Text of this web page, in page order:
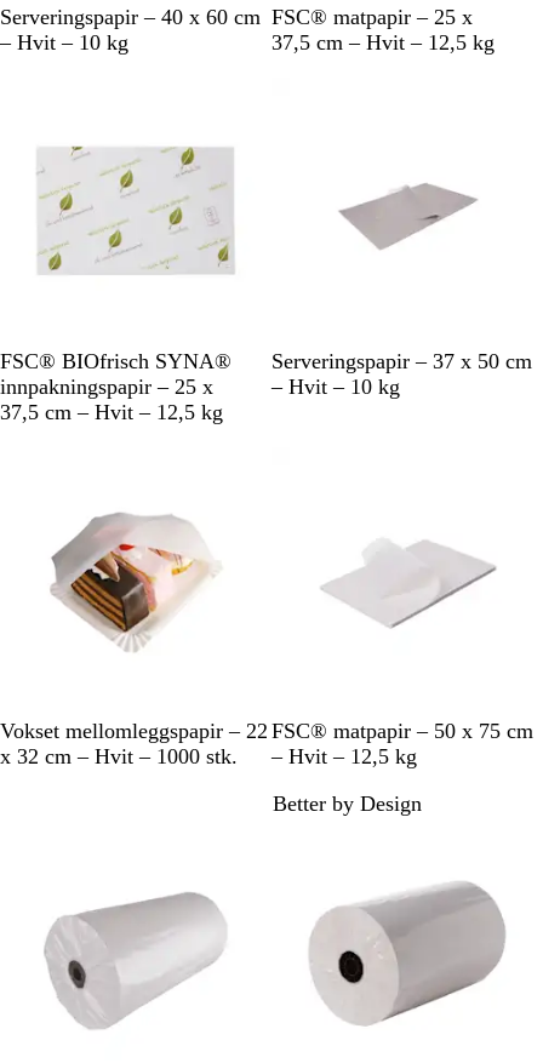
H
v
Serveringspapir – 40 x 60 cm
– Hvit – 10 kg
H
v
FSC® matpapir – 25 x
37,5 cm – Hvit – 12,5 kg
H
v
i
FSC® BIOfrisch SYNA®
innpakningspapir – 25 x
37,5 cm – Hvit – 12,5 kg
H
v
Serveringspapir – 37 x 50 cm
– Hvit – 10 kg
H
v
Vokset mellomleggspapir – 22
x 32 cm – Hvit – 1000 stk.
H
v
t
FSC® matpapir – 50 x 75 cm
– Hvit – 12,5 kg
Better by Design